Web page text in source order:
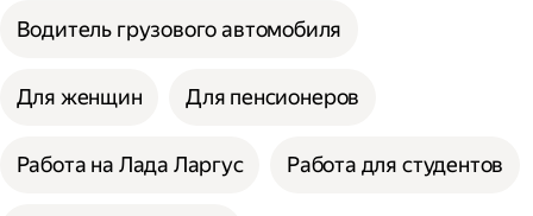
Водитель грузового автомобиля
Для женщин Для пенсионеров
Работа на Лада Ларгус Работа для студентов